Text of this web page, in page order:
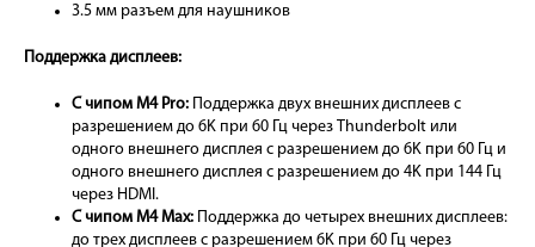
3.5 мм разъем для наушников
Поддержка дисплеев:
С чипом M4 Pro: Поддержка двух внешних дисплеев с
разрешением до 6K при 60 Гц через Thunderbolt или
одного внешнего дисплея с разрешением до 6K при 60 Гц и
одного внешнего дисплея с разрешением до 4K при 144 Гц
через HDMI.
С чипом M4 Max: Поддержка до четырех внешних дисплеев:
до трех дисплеев с разрешением 6K при 60 Гц через